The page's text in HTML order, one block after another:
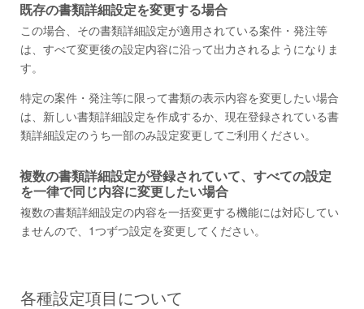
既存の書類詳細設定を変更する場合
この場合、その書類詳細設定が適用されている案件・発注等
は、すべて変更後の設定内容に沿って出力されるようになりま
す。
特定の案件・発注等に限って書類の表示内容を変更したい場合
は、新しい書類詳細設定を作成するか、現在登録されている書
類詳細設定のうち一部のみ設定変更してご利用ください。
複数の書類詳細設定が登録されていて、すべての設定
を一律で同じ内容に変更したい場合
複数の書類詳細設定の内容を一括変更する機能には対応してい
ませんので、1つずつ設定を変更してください。
各種設定項目について